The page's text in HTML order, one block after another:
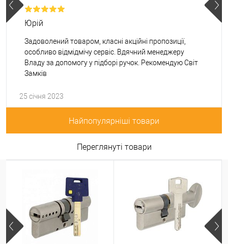
Юрій
Задоволений товаром, класні акційні пропозиції,
особливо відмідмічу сервіс. Вдячний менеджеру
Владу за допомогу у підборі ручок. Рекомендую Світ
Замків
25 січня 2023
Найпопулярніші товари
Переглянуті товари